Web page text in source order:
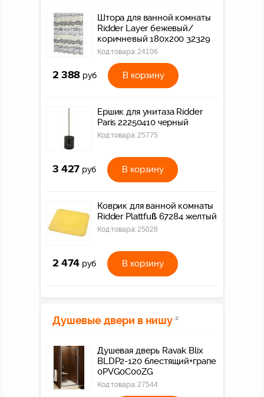
Штора для ванной комнаты
Ridder Layer бежевый/
коричневый 180x200 32329
Код товара: 24106
2 388 руб В корзину
Ершик для унитаза Ridder
Paris 22250410 черный
Код товара: 25775
3 427 руб В корзину
Коврик для ванной комнаты
Ridder Plattfuß 67284 желтый
Код товара: 25028
2 474 руб В корзину
Душевые двери в нишу 2
Душевая дверь Ravak Blix
BLDP2-120 блестящий+грапе
0PVG0C00ZG
Код товара: 27544